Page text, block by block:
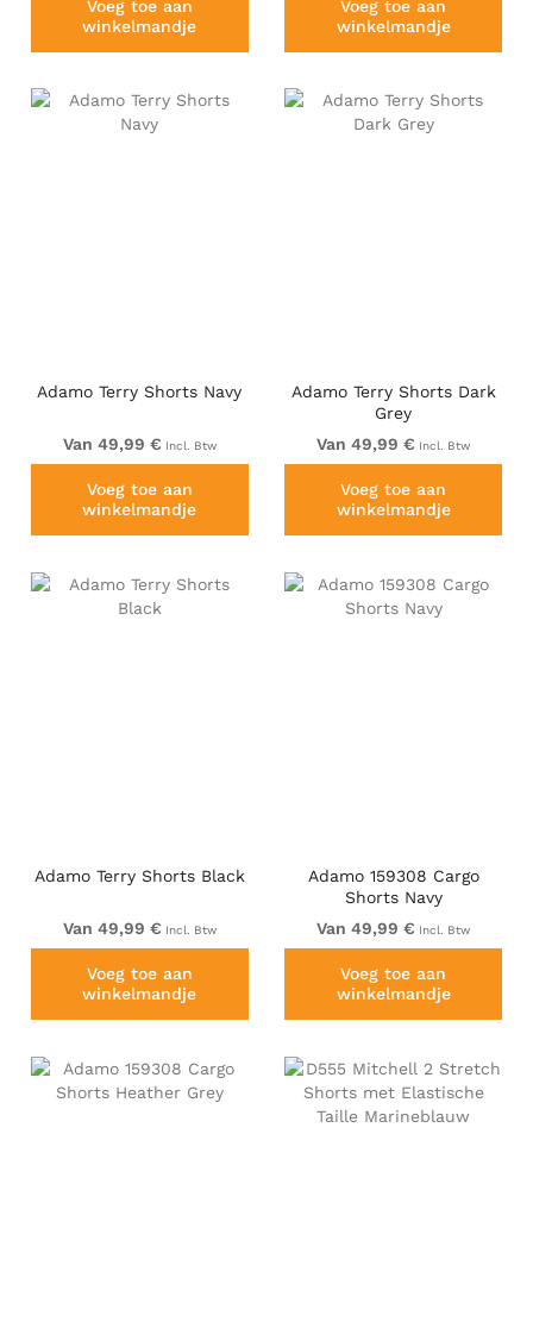
Voeg toe aan
winkelmandje
Voeg toe aan
winkelmandje
Adamo Terry Shorts Navy
Van 49,99 € Incl. Btw
Voeg toe aan
winkelmandje
Adamo Terry Shorts Dark
Grey
Van 49,99 € Incl. Btw
Voeg toe aan
winkelmandje
Adamo Terry Shorts Black
Van 49,99 € Incl. Btw
Voeg toe aan
winkelmandje
Adamo 159308 Cargo
Shorts Navy
Van 49,99 € Incl. Btw
Voeg toe aan
winkelmandje